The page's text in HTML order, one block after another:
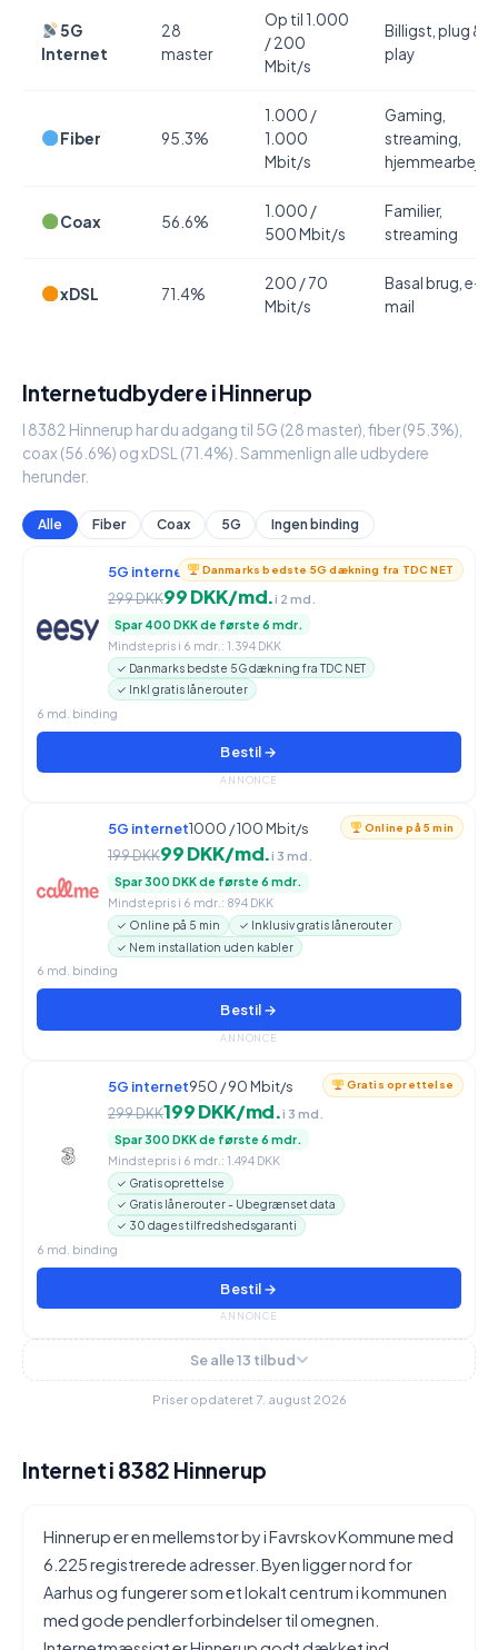
5G
Internet
28
master
Op til 1.000
/ 200
Mbit/s
Billigst, plug &
play
Fiber 95.3%
1.000 /
1.000
Mbit/s
Gaming,
streaming,
hjemmearbejde
Coax 56.6%
1.000 /
500 Mbit/s
Familier,
streaming
xDSL 71.4%
200 / 70
Mbit/s
Basal brug, e-
mail
Internetudbydere i Hinnerup
I 8382 Hinnerup har du adgang til 5G (28 master), fiber (95.3%),
coax (56.6%) og xDSL (71.4%). Sammenlign alle udbydere
herunder.
Alle Fiber Coax 5G Ingen binding
Danmarks bedste 5G dækning fra TDC NET
5G internet950 / 90 Mbit/s
299 DKK99 DKK/md.i 2 md.
Spar 400 DKK de første 6 mdr.
Mindstepris i 6 mdr.: 1.394 DKK
✓ Danmarks bedste 5G dækning fra TDC NET
✓ Inkl gratis lånerouter
6 md. binding
Bestil →
ANNONCE
Online på 5 min
5G internet1000 / 100 Mbit/s
199 DKK99 DKK/md.i 3 md.
Spar 300 DKK de første 6 mdr.
Mindstepris i 6 mdr.: 894 DKK
✓ Online på 5 min
✓ Inklusiv gratis lånerouter
✓ Nem installation uden kabler
6 md. binding
Bestil →
ANNONCE
Gratis oprettelse
5G internet950 / 90 Mbit/s
299 DKK199 DKK/md.i 3 md.
Spar 300 DKK de første 6 mdr.
Mindstepris i 6 mdr.: 1.494 DKK
✓ Gratis oprettelse
✓ Gratis lånerouter - Ubegrænset data
✓ 30 dages tilfredshedsgaranti
6 md. binding
Bestil →
ANNONCE
Se alle 13 tilbud
Priser opdateret 7. august 2026
Internet i 8382 Hinnerup
Hinnerup er en mellemstor by i Favrskov Kommune med
6.225 registrerede adresser. Byen ligger nord for
Aarhus og fungerer som et lokalt centrum i kommunen
med gode pendlerforbindelser til omegnen.